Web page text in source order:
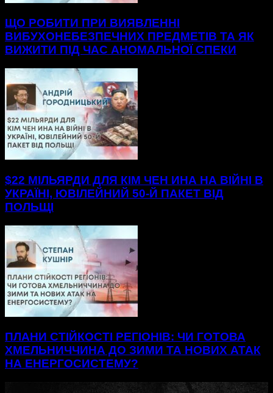
ЩО РОБИТИ ПРИ ВИЯВЛЕННІ
ВИБУХОНЕБЕЗПЕЧНИХ ПРЕДМЕТІВ ТА ЯК
ВИЖИТИ ПІД ЧАС АНОМАЛЬНОЇ СПЕКИ
$22 МІЛЬЯРДИ ДЛЯ КІМ ЧЕН ИНА НА ВІЙНІ В
УКРАЇНІ, ЮВІЛЕЙНИЙ 50-Й ПАКЕТ ВІД
ПОЛЬЩІ
ПЛАНИ СТІЙКОСТІ РЕГІОНІВ: ЧИ ГОТОВА
ХМЕЛЬНИЧЧИНА ДО ЗИМИ ТА НОВИХ АТАК
НА ЕНЕРГОСИСТЕМУ?